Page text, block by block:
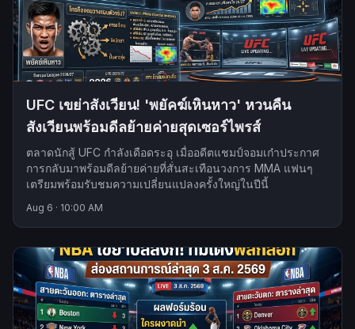
UFC เขย่าสังเวียน! 'พยัคฆ์เหินหาว' หวนคืน
สังเวียนพร้อมดีลย้ายค่ายสุดเซอร์ไพรส์
ตลาดนักสู้ UFC กำลังเดือดระอุ เมื่ออดีตแชมป์จอมเก๋าประกาศ
การกลับมาพร้อมดีลย้ายค่ายที่สั่นสะเทือนวงการ MMA แฟนๆ
เตรียมพร้อมรับชมความเปลี่ยนแปลงครั้งใหญ่ในปีนี้
Aug 6 · 10:00 AM